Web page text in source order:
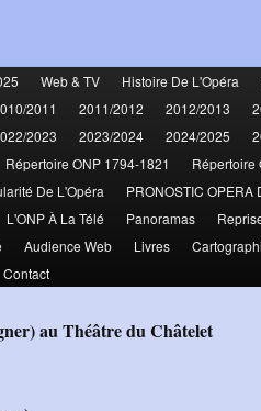
Web & TV Histoire De L'Opéra
2011 2011/2012 2012/2013
2023 2023/2024 2024/2025
Répertoire ONP 1794-1821 Répertoire
De L'Opéra PRONOSTIC OPERA
L'ONP À La Télé Panoramas
Audience Web Livres
Contact
au Théâtre du Châtelet